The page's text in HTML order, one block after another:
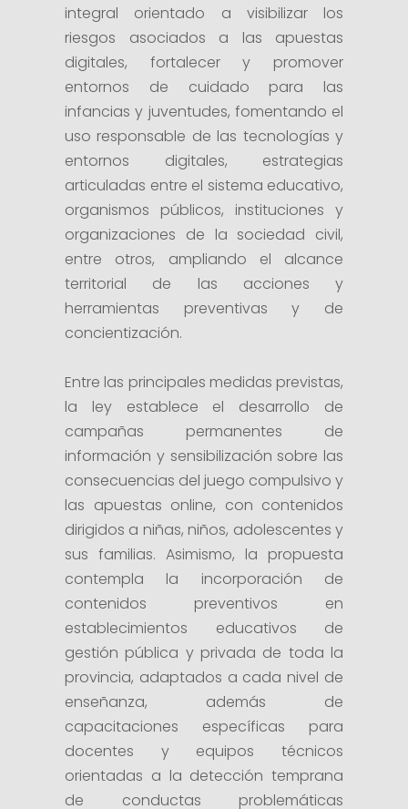
integral orientado a visibilizar los
riesgos asociados a las apuestas
digitales, fortalecer y promover
entornos de cuidado para las
infancias y juventudes, fomentando el
uso responsable de las tecnologías y
entornos digitales, estrategias
articuladas entre el sistema educativo,
organismos públicos, instituciones y
organizaciones de la sociedad civil,
entre otros, ampliando el alcance
territorial de las acciones y
herramientas preventivas y de
concientización.
Entre las principales medidas previstas,
la ley establece el desarrollo de
campañas permanentes de
información y sensibilización sobre las
consecuencias del juego compulsivo y
las apuestas online, con contenidos
dirigidos a niñas, niños, adolescentes y
sus familias. Asimismo, la propuesta
contempla la incorporación de
contenidos preventivos en
establecimientos educativos de
gestión pública y privada de toda la
provincia, adaptados a cada nivel de
enseñanza, además de
capacitaciones específicas para
docentes y equipos técnicos
orientadas a la detección temprana
de conductas problemáticas